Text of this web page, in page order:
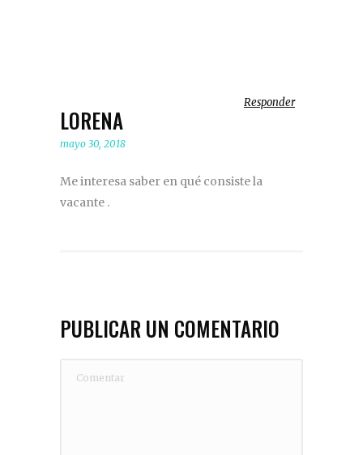
LORENA
mayo 30, 2018
Responder
Me interesa saber en qué consiste la
vacante .
PUBLICAR UN COMENTARIO